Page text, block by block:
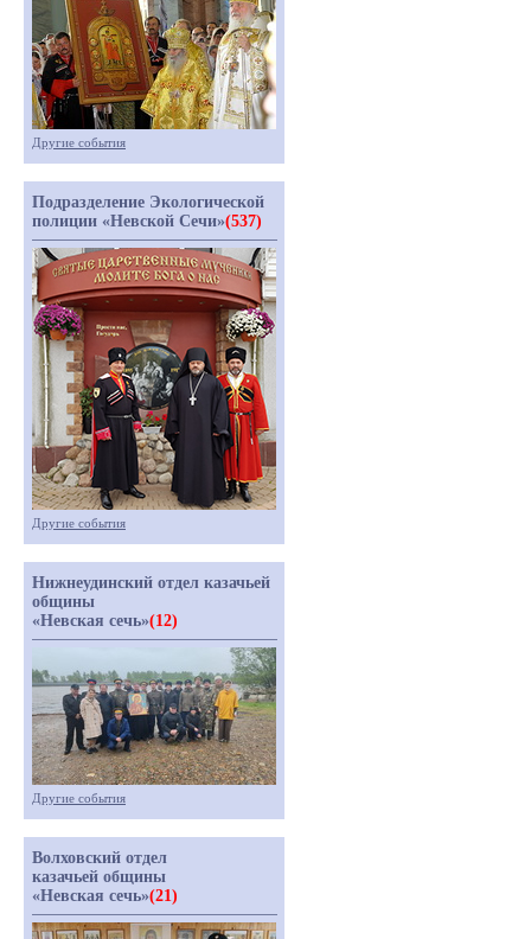
Другие события
Подразделение Экологической
полиции «Невской Сечи»(537)
Другие события
Нижнеудинский отдел казачьей
общины
«Невская сечь»(12)
Другие события
Волховский отдел
казачьей общины
«Невская сечь»(21)